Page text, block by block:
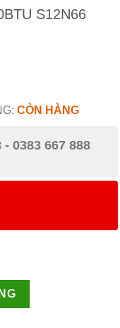
S12N66
CÒN HÀNG
- 0383 667 888
số lượng